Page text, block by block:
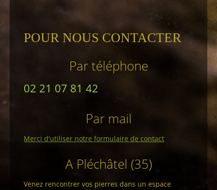
POUR NOUS CONTACTER
Par téléphone
02 21 07 81 42
Par mail
Merci d'utiliser notre formulaire de contact
A Pléchâtel (35)
Venez rencontrer vos pierres dans un espace